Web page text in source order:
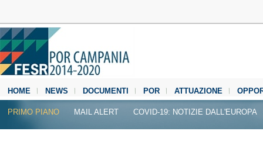
HOME NEWS DOCUMENTI POR ATTUAZIONE
MEDIA CENTER
PRIMO PIANO MAIL ALERT COVID-19: NOTIZIE DALL'EUROPA